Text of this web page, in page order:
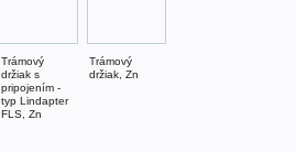
Trámový
držiak s
pripojením -
typ Lindapter
FLS, Zn
Trámový
držiak, Zn